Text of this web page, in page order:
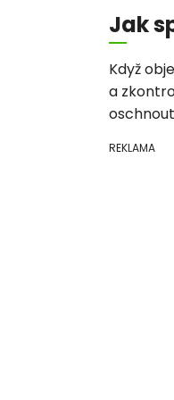
Jak
Když
a
REKLAMA